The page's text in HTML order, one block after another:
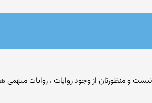
نیست و منظورتان از وجود روایات ، روایات